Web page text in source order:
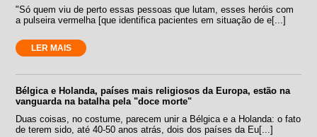
"Só quem viu de perto essas pessoas que lutam, esses heróis com
a pulseira vermelha [que identifica pacientes em situação de e[...]
LER MAIS
Bélgica e Holanda, países mais religiosos da Europa, estão na
vanguarda na batalha pela "doce morte"
Duas coisas, no costume, parecem unir a Bélgica e a Holanda: o fato
de terem sido, até 40-50 anos atrás, dois dos países da Eu[...]